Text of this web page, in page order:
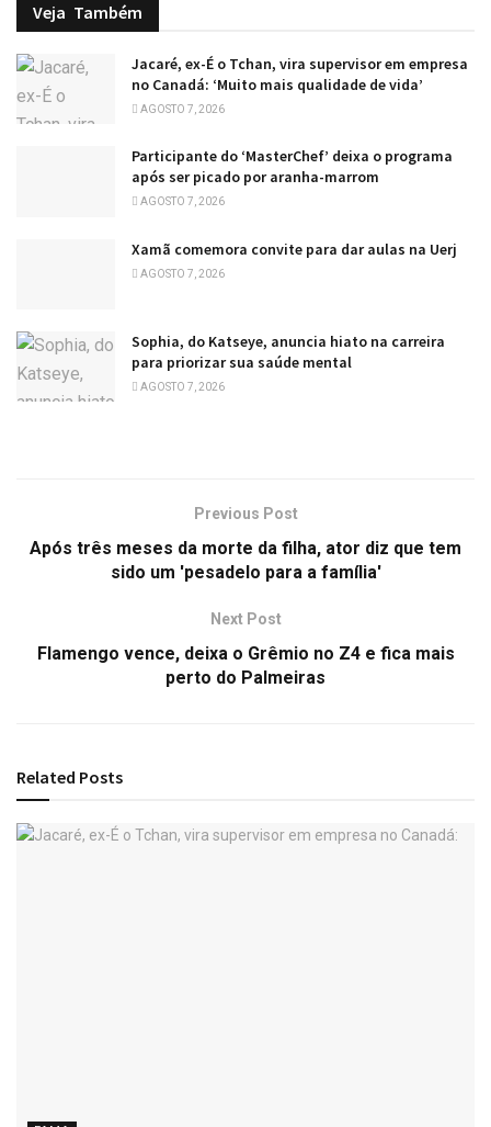
Veja Também
Jacaré, ex-É o Tchan, vira supervisor em empresa
no Canadá: ‘Muito mais qualidade de vida’
AGOSTO 7, 2026
Participante do ‘MasterChef’ deixa o programa
após ser picado por aranha-marrom
AGOSTO 7, 2026
Xamã comemora convite para dar aulas na Uerj
AGOSTO 7, 2026
Sophia, do Katseye, anuncia hiato na carreira
para priorizar sua saúde mental
AGOSTO 7, 2026
Previous Post
Após três meses da morte da filha, ator diz que tem
sido um 'pesadelo para a família'
Next Post
Flamengo vence, deixa o Grêmio no Z4 e fica mais
perto do Palmeiras
Related Posts